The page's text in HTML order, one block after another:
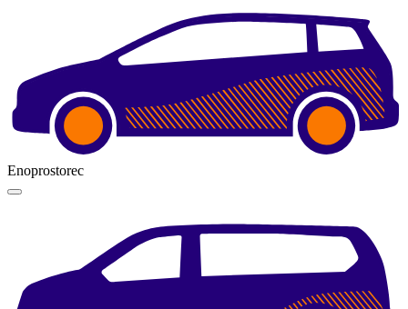
Enoprostorec